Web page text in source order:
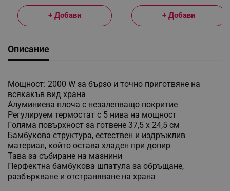
+ Добави + Добави
Описание
Мощност: 2000 W за бързо и точно приготвяне на
всякакъв вид храна
Алуминиева плоча с незалепващо покритие
Регулируем термостат с 5 нива на мощност
Голяма повърхност за готвене 37,5 х 24,5 см
Бамбукова структура, естествен и издръжлив
материал, който остава хладен при допир
Тава за събиране на мазнини
Перфектна бамбукова шпатула за обръщане,
разбъркване и отстраняване на храна